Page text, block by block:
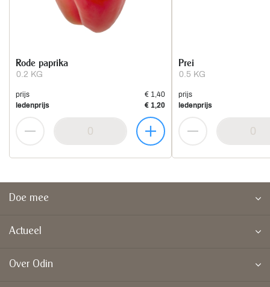
0.2 KG
Rode paprika
prijs
€ 1,40
ledenprijs
€ 1,20
0.5 KG
Prei
prijs
ledenprijs
Doe mee
Actueel
Over Odin